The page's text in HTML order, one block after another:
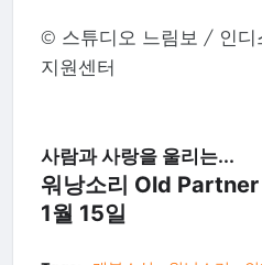
감 이충렬
가 2000
© 스튜디오 느림보 / 인디
지원센터
사람과 사랑을 울리는...
워낭소리 Old
1월 15일